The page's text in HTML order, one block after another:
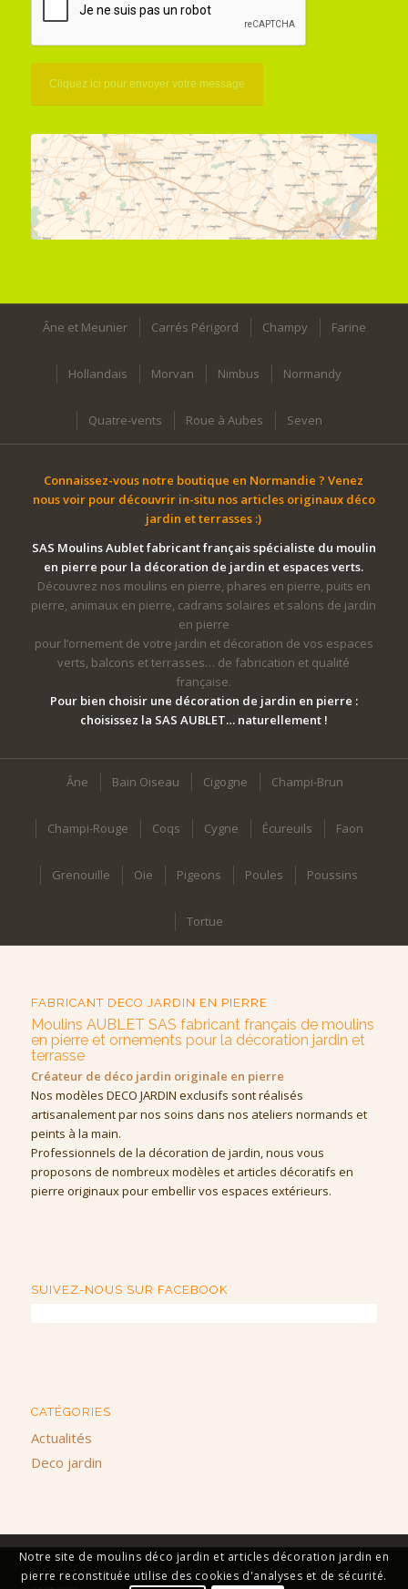
Âne et Meunier Carrés Périgord Champy Farine
Hollandais Morvan Nimbus Normandy
Quatre-vents Roue à Aubes Seven
Connaissez-vous notre boutique en Normandie ? Venez
nous voir pour découvrir in-situ nos articles originaux déco
jardin et terrasses :)
SAS Moulins Aublet fabricant français spécialiste du moulin
en pierre pour la décoration de jardin et espaces verts.
Découvrez nos moulins en pierre, phares en pierre, puits en
pierre, animaux en pierre, cadrans solaires et salons de jardin
en pierre
pour l’ornement de votre jardin et décoration de vos espaces
verts, balcons et terrasses… de fabrication et qualité
française.
Pour bien choisir une décoration de jardin en pierre :
choisissez la SAS AUBLET… naturellement !
Âne Bain Oiseau Cigogne Champi-Brun
Champi-Rouge Coqs Cygne Écureuils Faon
Grenouille Oie Pigeons Poules Poussins
Tortue
FABRICANT DECO JARDIN EN PIERRE
Moulins AUBLET SAS fabricant français de moulins
en pierre et ornements pour la décoration jardin et
terrasse
Créateur de déco jardin originale en pierre
Nos modèles DECO JARDIN exclusifs sont réalisés
artisanalement par nos soins dans nos ateliers normands et
peints à la main.
Professionnels de la décoration de jardin, nous vous
proposons de nombreux modèles et articles décoratifs en
pierre originaux pour embellir vos espaces extérieurs.
SUIVEZ-NOUS SUR FACEBOOK
CATÉGORIES
Actualités
Deco jardin
Fabricant décoration jardin moulins en pierre - Moulins Aublet
Notre site de moulins déco jardin et articles décoration jardin en
pierre reconstituée utilise des cookies d'analyses et de sécurité.